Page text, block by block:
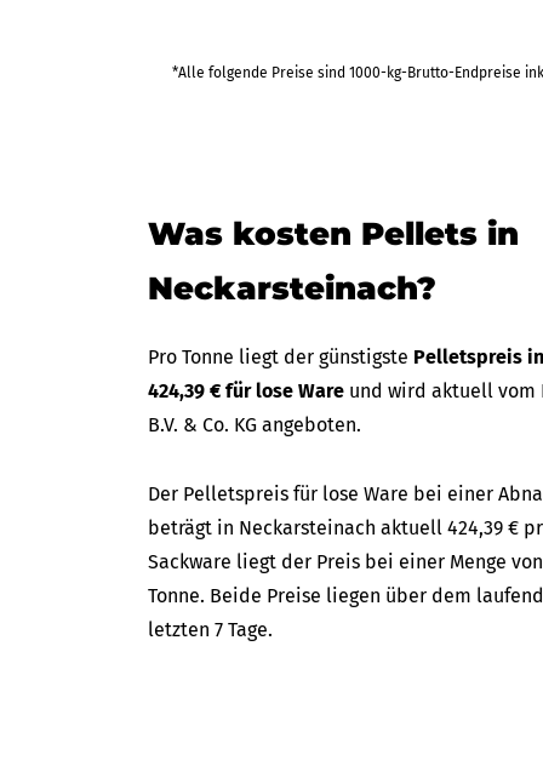
*Alle folgende Preise sind 1000-kg-Brutto-Endpreise
Was kosten Pellets in
Neckarsteinach?
Pro Tonne liegt der günstigste Pelletspreis
424,39 € für lose Ware und wird aktuell vom
B.V. & Co. KG angeboten.
Der Pelletspreis für lose Ware bei einer
beträgt in Neckarsteinach aktuell 424,39 €
Sackware liegt der Preis bei einer Menge
Tonne. Beide Preise liegen über dem
letzten 7 Tage.